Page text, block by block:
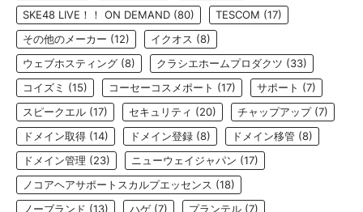
SKE48 LIVE！！ ON DEMAND (80) TESCOM (17)
その他のメーカー (12) イクオス (8)
ウェブホスティング (8) クラシエホームプロダクツ (33)
コイズミ (15) コーセーコスメポート (17) サポート (7)
スピークエル (17) セキュリティ (20) チャップアップ(7)
ドメイン取得 (14) ドメイン登録 (8) ドメイン移管 (8)
ドメイン管理 (23) ニューウェイジャパン (17)
ノコアヘアサポートスカルプエッセンス (18)
ノーブランド (13) ハゲ (7) プランテル (7)